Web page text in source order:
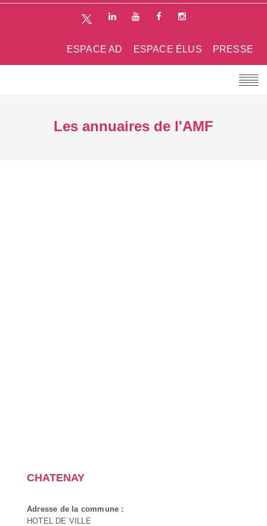
PRESSE
ESPACE ÉLUS
ESPACE AD
Les annuaires de l'AMF
CHATENAY
Adresse de la commune :
HOTEL DE VILLE